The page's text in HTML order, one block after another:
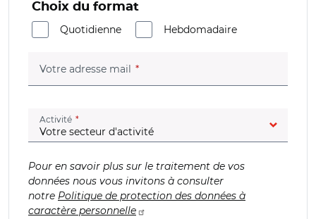
Choix du format
Quotidienne
Hebdomadaire
Votre adresse mail (champ obligatoire)
Activité (champ obligatoire)
Pour en savoir plus sur le traitement de vos
données nous vous invitons à consulter
notre Politique de protection des données à
caractère personnelle